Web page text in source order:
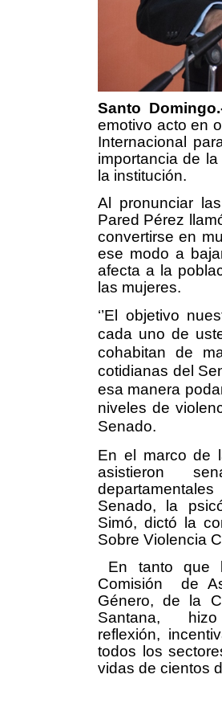
Santo
emotivo acto en
Internacional
importancia de
la institución.
Al pronunciar
Pared Pérez
convertirse en
ese modo a
afecta a la
las mujeres.
‘’El objetivo
cada uno de
cohabitan de
cotidianas del
esa manera
niveles de
Senado.
En el marco de
asistieron
Senado, la
Simó, dictó la
Sobre Violencia
En tanto que
Comisión
de
Género, de la
Santana,
reflexión,
todos los
vidas de cientos